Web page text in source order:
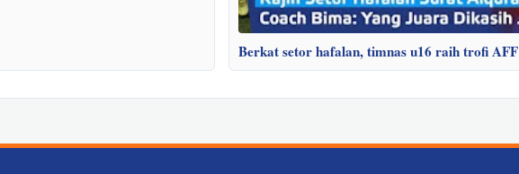
Berkat setor hafalan, timnas u16 raih trofi AFF